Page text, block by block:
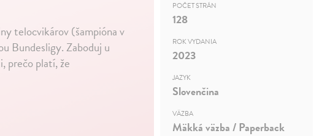
telocvikárov (šampióna v
Bundesligy. Zaboduj u
prečo platí, že
POČET STRÁN
128
ROK VYDANIA
2023
JAZYK
Slovenčina
VÄZBA
Mäkká väzba / Paperback